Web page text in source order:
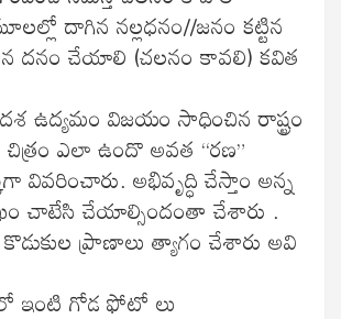
దాగిన నల్లధనం//జనం కట్టిన
దనం చేయాలి (చలనం కావలి) కవిత
ఉద్యమం విజయం సాధించిన రాష్ట్రం
ఎలా ఉందొ అవత “రణ”
వివరించారు. అభివృద్ధి చేస్తాం అన్న
చాటేసి చేయాల్సిందంతా చేశారు .
ప్రాణాలు త్యాగం చేశారు అవి
ఇంటి గోడ ఫోటో లు